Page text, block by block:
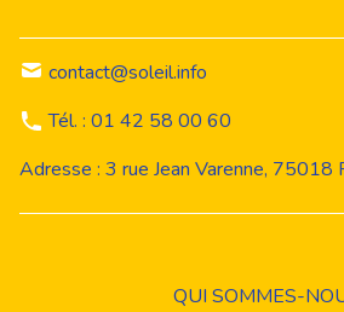
contact@soleil.info
Tél. : 01 42 58 00 60
Adresse : 3 rue Jean Varenne, 75018
QUI SOMMES-